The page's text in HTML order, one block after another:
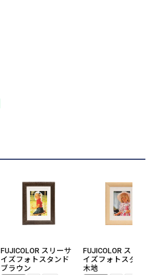
FUJICOLOR スリーサ
イズフォトスタンド
ブラウン
FUJICOLOR スリーサ
イズフォトスタンド
木地